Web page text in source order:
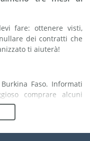
fare: ottenere visti,
dei contratti che
ti aiuterà!
Faso. Informati
comprare alcuni
più adatta ad
Burkina Faso